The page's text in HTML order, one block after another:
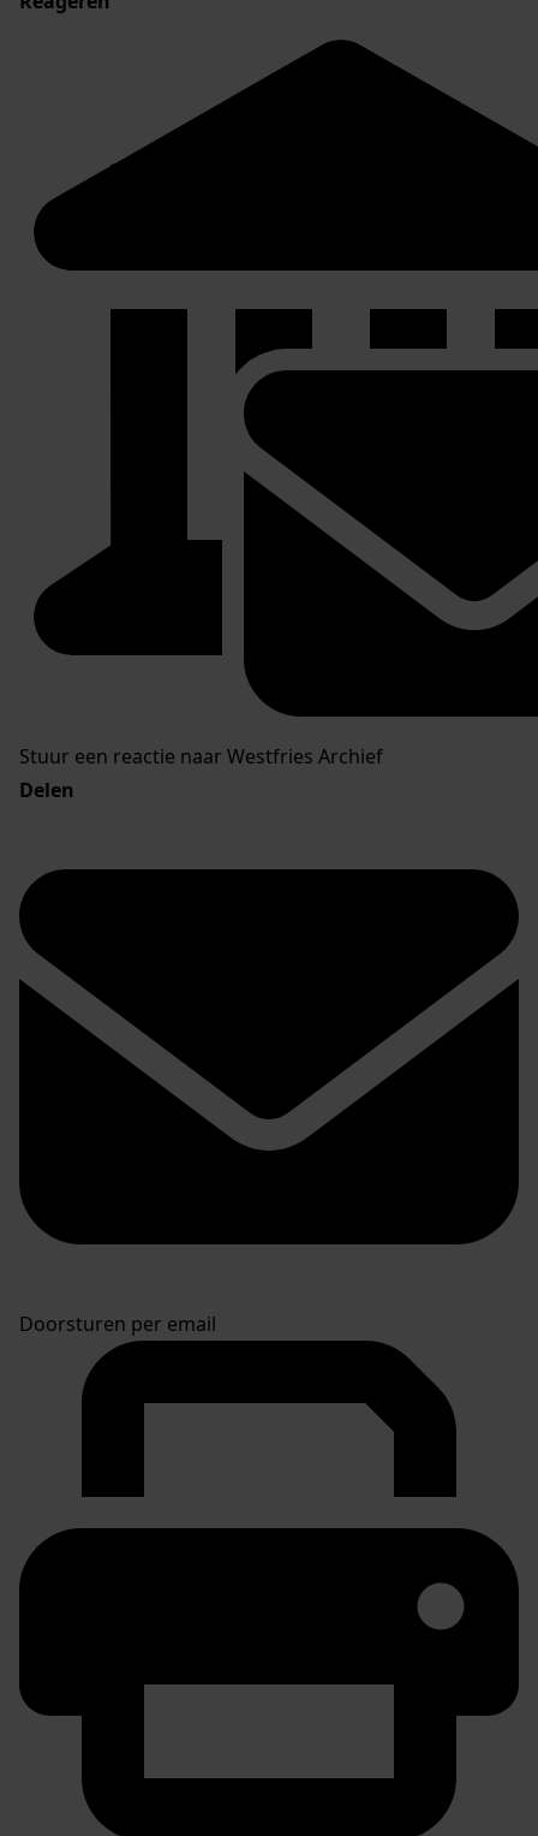
Stuur een reactie naar Westfries Archief
Delen
Doorsturen per email